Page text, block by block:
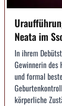
Neata im
In ihrem
Gewinnerin
und formal
körperliche